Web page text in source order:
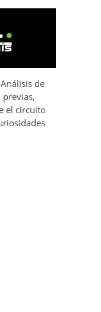
de
previas,
el circuito